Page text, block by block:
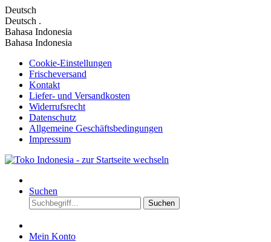
Deutsch
Deutsch .
Bahasa Indonesia
Bahasa Indonesia
Cookie-Einstellungen
Frischeversand
Kontakt
Liefer- und Versandkosten
Widerrufsrecht
Datenschutz
Allgemeine Geschäftsbedingungen
Impressum
Suchen
Suchen
Mein Konto